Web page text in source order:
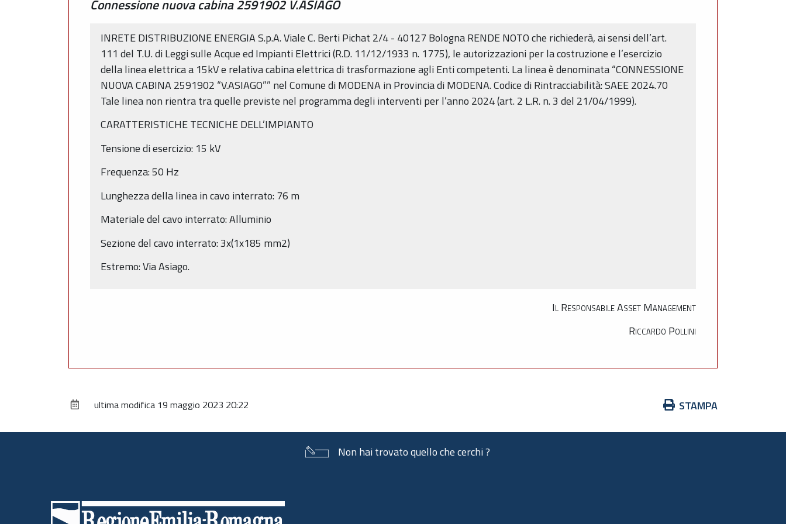
Connessione nuova cabina 2591902 V.ASIAGO
INRETE DISTRIBUZIONE ENERGIA S.p.A. Viale C. Berti Pichat 2/4 - 40127 Bologna RENDE NOTO che richiederà, ai sensi dell’art.
111 del T.U. di Leggi sulle Acque ed Impianti Elettrici (R.D. 11/12/1933 n. 1775), le autorizzazioni per la costruzione e l’esercizio
della linea elettrica a 15kV e relativa cabina elettrica di trasformazione agli Enti competenti. La linea è denominata “CONNESSIONE
NUOVA CABINA 2591902 “V.ASIAGO”” nel Comune di MODENA in Provincia di MODENA. Codice di Rintracciabilità: SAEE 2024.70
Tale linea non rientra tra quelle previste nel programma degli interventi per l’anno 2024 (art. 2 L.R. n. 3 del 21/04/1999).
CARATTERISTICHE TECNICHE DELL’IMPIANTO
Tensione di esercizio: 15 kV
Frequenza: 50 Hz
Lunghezza della linea in cavo interrato: 76 m
Materiale del cavo interrato: Alluminio
Sezione del cavo interrato: 3x(1x185 mm2)
Estremo: Via Asiago.
Il Responsabile Asset Management
Riccardo Pollini
Azioni
documento
STAMPA
ultima modifica 19 maggio 2023 20:22
Non hai trovato quello che cerchi ?